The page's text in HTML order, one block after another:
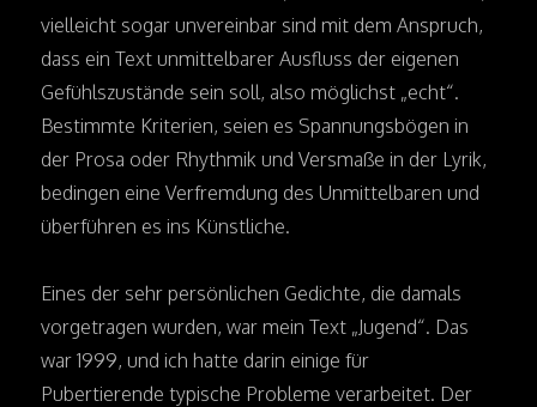
vielleicht sogar unvereinbar sind mit dem Anspruch,
dass ein Text unmittelbarer Ausfluss der eigenen
Gefühlszustände sein soll, also möglichst „echt“.
Bestimmte Kriterien, seien es Spannungsbögen in
der Prosa oder Rhythmik und Versmaße in der Lyrik,
bedingen eine Verfremdung des Unmittelbaren und
überführen es ins Künstliche.
Eines der sehr persönlichen Gedichte, die damals
vorgetragen wurden, war mein Text „Jugend“. Das
war 1999, und ich hatte darin einige für
Pubertierende typische Probleme verarbeitet. Der